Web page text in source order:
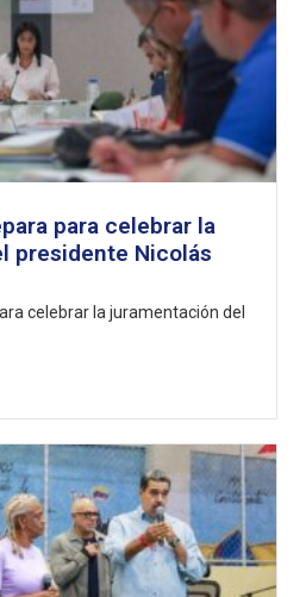
para celebrar la
presidente Nicolás
celebrar la juramentación del